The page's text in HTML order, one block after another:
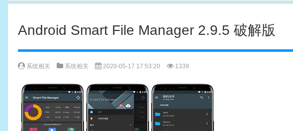
Android Smart File Manager 2.9.5 破解版
系统相关 系统相关 2020-05-17 17:53:20 1339